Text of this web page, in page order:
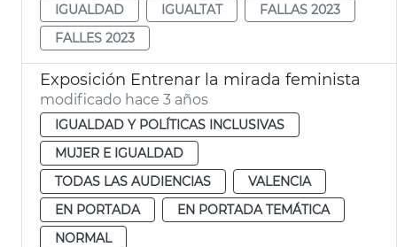
IGUALDAD
IGUALTAT
FALLAS 2023
FALLES 2023
Exposición Entrenar la mirada feminista
modificado hace 3 años
IGUALDAD Y POLÍTICAS INCLUSIVAS
MUJER E IGUALDAD
TODAS LAS AUDIENCIAS
VALENCIA
EN PORTADA
EN PORTADA TEMÁTICA
NORMAL